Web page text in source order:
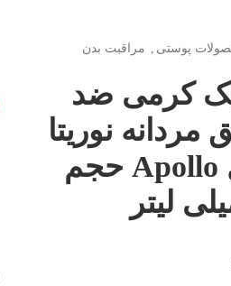
پوستی , مراقبت بدن
کرمی ضد
مردانه نوریتا
مدل Apollo حجم